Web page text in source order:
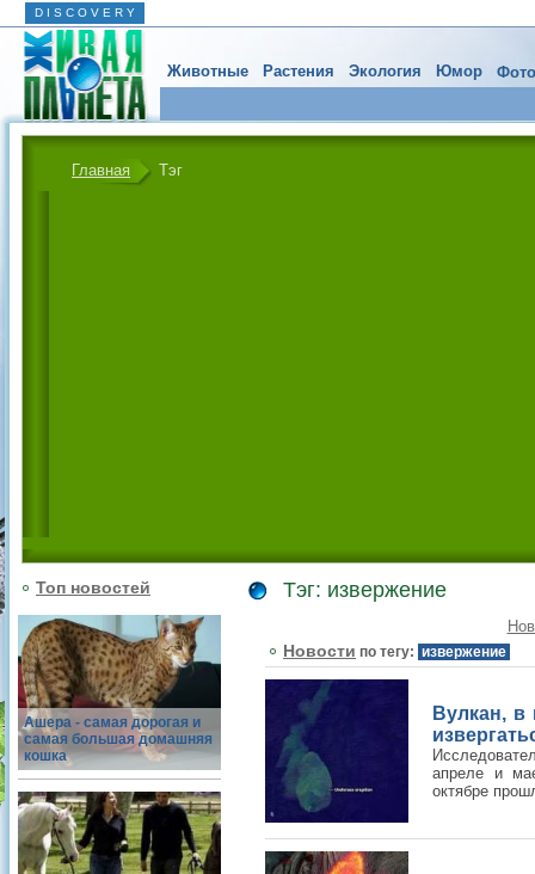
D I S C O V E R Y
Животные Растения Экология Юмор
Главная Тэг
Топ новостей
Ашера - самая дорогая и
самая большая домашняя
кошка
Тэг: извержение
Новости по тегу: извержение
Вулкан, в
апреле и
октябре